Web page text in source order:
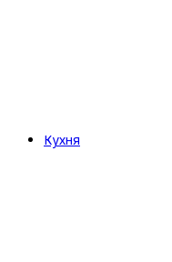
Кухня